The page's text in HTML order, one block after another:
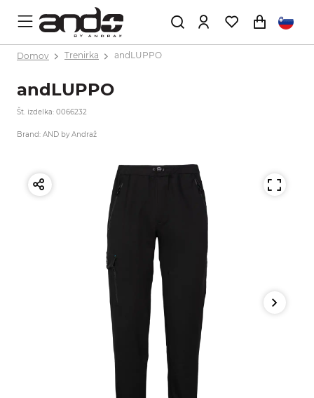
Domov Trenirka andLUPPO
andLUPPO
Št. izdelka: 0066232
Brand: AND by Andraž